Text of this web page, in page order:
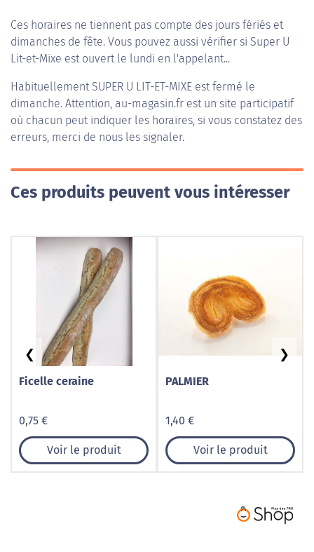
Ces horaires ne tiennent pas compte des jours fériés et
dimanches de fête. Vous pouvez aussi vérifier si Super U
Lit-et-Mixe est ouvert le lundi en l'appelant...
HabituellementSUPER U LIT-ET-MIXE est fermé le
dimanche. Attention, au-magasin.fr est un site participatif
où chacun peut indiquer les horaires, si vous constatez des
erreurs, merci de nous les signaler.
Ces produits peuvent vous intéresser
Ficelle ceraine
0,75 €
Voir le produit
PALMIER
1,40 €
Voir le produit
❮ ❯